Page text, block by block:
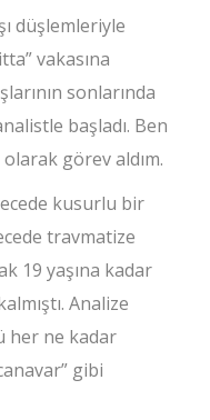
düşlemleriyle
vakasına
sonlarında
başladı. Ben
olarak görev aldım.
kusurlu bir
travmatize
19 yaşına kadar
Analize
her ne kadar
gibi